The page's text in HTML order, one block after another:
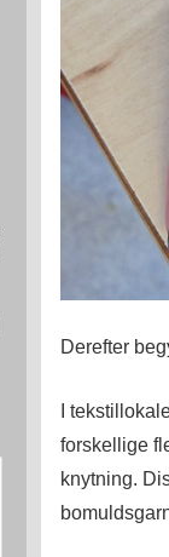
Derefter
I
forskellige
knytning.